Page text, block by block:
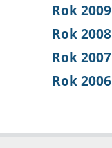
Rok 2009
Rok 2008
Rok 2007
Rok 2006